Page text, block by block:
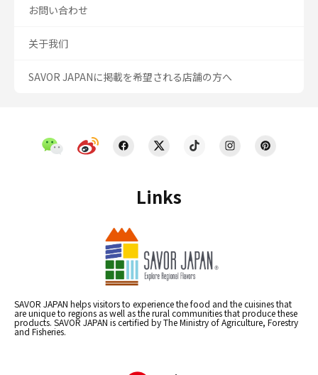
Links
SAVOR JAPAN helps visitors to experience the food and the cuisines that
are unique to regions as well as the rural communities that produce these
products. SAVOR JAPAN is certified by The Ministry of Agriculture, Forestry
and Fisheries.
お問い合わせ
关于我们
SAVOR JAPANに掲載を希望される店舗の方へ